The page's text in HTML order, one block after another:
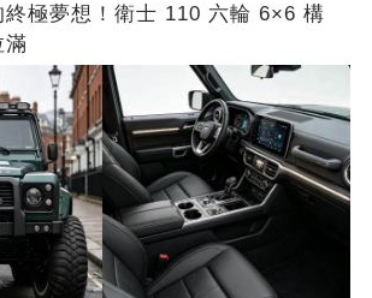
終極夢想！衛士 110 六輪 6×6 構
滿